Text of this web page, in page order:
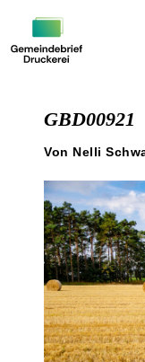
GBD00921
Von Nelli